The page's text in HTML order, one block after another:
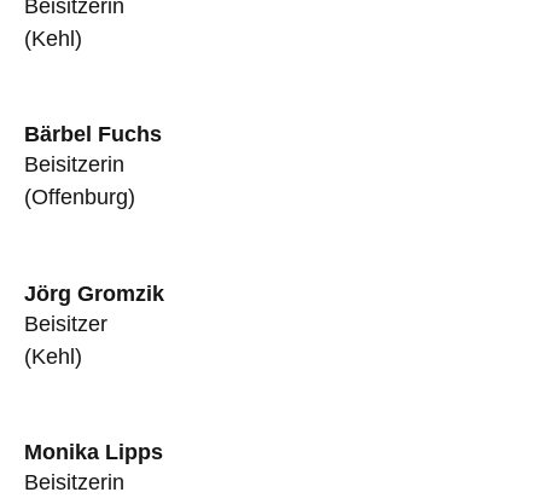
Beisitzerin
(Kehl)
Bärbel Fuchs
Beisitzerin
(Offenburg)
Jörg Gromzik
Beisitzer
(Kehl)
Monika Lipps
Beisitzerin